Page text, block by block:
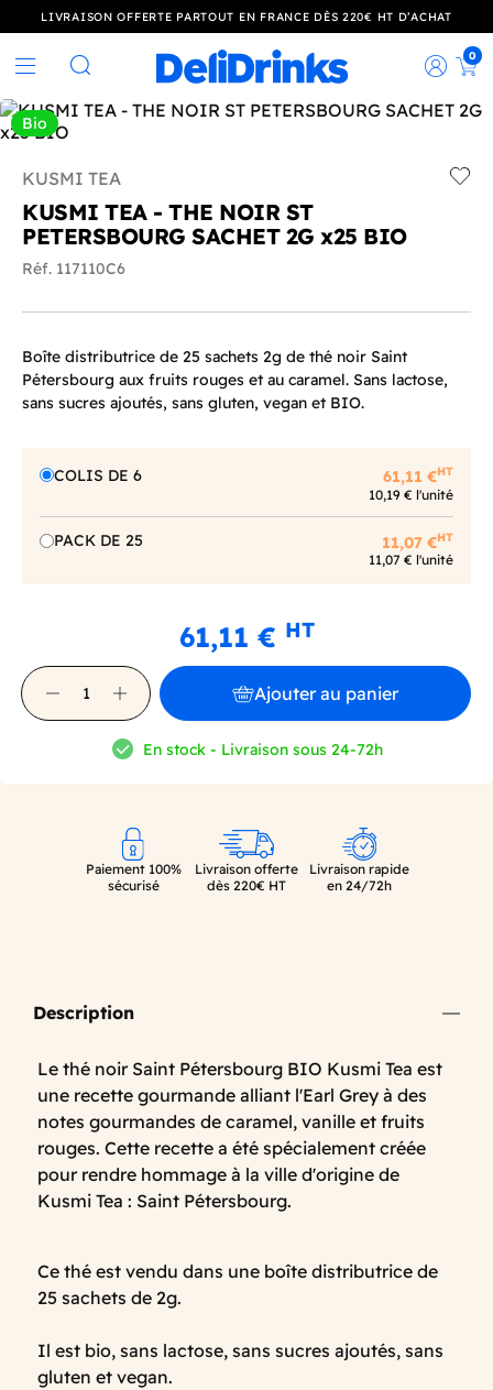
LIVRAISON OFFERTE PARTOUT EN FRANCE DÈS 220€ HT D’ACHAT
Rechercher
0
Bio
KUSMI TEA
KUSMI TEA - THE NOIR ST
PETERSBOURG SACHET 2G x25 BIO
Réf. 117110C6
Boîte distributrice de 25 sachets 2g de thé noir Saint
Pétersbourg aux fruits rouges et au caramel. Sans lactose,
sans sucres ajoutés, sans gluten, vegan et BIO.
COLIS DE 6 61,11 €HT
10,19 € l'unité
PACK DE 25 11,07 €HT
11,07 € l'unité
61,11 € HT
Ajouter au panier
En stock - Livraison sous 24-72h
Paiement 100%
sécurisé
Livraison offerte
dès 220€ HT
Livraison rapide
en 24/72h
Description
Le thé noir Saint Pétersbourg BIO Kusmi Tea est
une recette gourmande alliant l'Earl Grey à des
notes gourmandes de caramel, vanille et fruits
rouges. Cette recette a été spécialement créée
pour rendre hommage à la ville d'origine de
Kusmi Tea : Saint Pétersbourg.
Ce thé est vendu dans une boîte distributrice de
25 sachets de 2g.
Il est bio, sans lactose, sans sucres ajoutés, sans
gluten et vegan.